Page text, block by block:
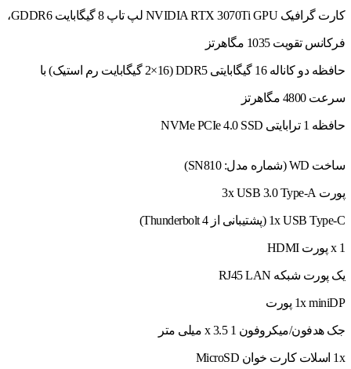
کارت گرافیک NVIDIA RTX 3070Ti GPU لپ تاپ 8 گیگابایت GDDR6،
فرکانس تقویت 1035 مگاهرتز
حافظه دو کاناله 16 گیگابایتی DDR5 (2×16 گیگابایت رم استیک) با
سرعت 4800 مگاهرتز
حافظه 1 ترابایتی NVMe PCIe 4.0 SSD
ساخت WD (شماره مدل: SN810)
پورت 3x USB 3.0 Type-A
1x USB Type-C (پشتیبانی از Thunderbolt 4)
1 x پورت HDMI
یک پورت شبکه RJ45 LAN
1x miniDP پورت
جک هدفون/میکروفون 1 x 3.5 میلی متر
1x اسلات کارت خوان MicroSD